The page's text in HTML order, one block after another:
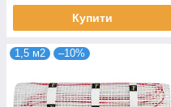
Купити
1,5 м2 –10%